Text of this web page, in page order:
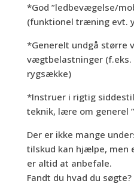
*God ”ledbevægelse/
(funktionel træning evt.
*Generelt undgå større
vægtbelastninger
rygsække)
*Instruer i rigtig
teknik, lære om generel
Der er ikke mange
tilskud kan hjælpe, men
er altid at anbefale.
Fandt du hvad du